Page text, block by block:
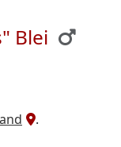
Blei
.